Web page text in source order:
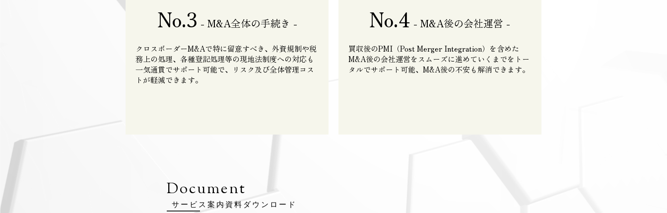
No.3 - M&A全体の手続き -
クロスボーダーM&Aで特に留意すべき、外資規制や税
務上の処理、各種登記処理等の現地法制度への対応も
一気通貫でサポート可能で、リスク及び全体管理コス
トが軽減できます。
No.4 - M&A後の会社運営 -
買収後のPMI（Post Merger Integration）を含めた
M&A後の会社運営をスムーズに進めていくまでをトー
タルでサポート可能、M&A後の不安も解消できます。
Document
サービス案内資料ダウンロード